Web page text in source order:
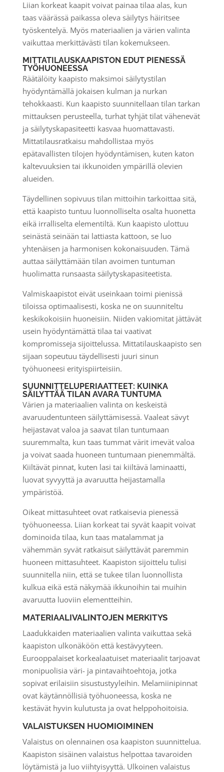
Liian korkeat kaapit voivat painaa tilaa alas, kun
taas väärässä paikassa oleva säilytys häiritsee
työskentelyä. Myös materiaalien ja värien valinta
vaikuttaa merkittävästi tilan kokemukseen.
MITTATILAUSKAAPISTON EDUT PIENESSÄ
TYÖHUONEESSA
Räätälöity kaapisto maksimoi säilytystilan
hyödyntämällä jokaisen kulman ja nurkan
tehokkaasti. Kun kaapisto suunnitellaan tilan tarkan
mittauksen perusteella, turhat tyhjät tilat vähenevät
ja säilytyskapasiteetti kasvaa huomattavasti.
Mittatilausratkaisu mahdollistaa myös
epätavallisten tilojen hyödyntämisen, kuten katon
kaltevuuksien tai ikkunoiden ympärillä olevien
alueiden.
Täydellinen sopivuus tilan mittoihin tarkoittaa sitä,
että kaapisto tuntuu luonnolliselta osalta huonetta
eikä irralliselta elementiltä. Kun kaapisto ulottuu
seinästä seinään tai lattiasta kattoon, se luo
yhtenäisen ja harmonisen kokonaisuuden. Tämä
auttaa säilyttämään tilan avoimen tuntuman
huolimatta runsaasta säilytyskapasiteetista.
Valmiskaapistot eivät useinkaan toimi pienissä
tiloissa optimaalisesti, koska ne on suunniteltu
keskikokoisiin huoneisiin. Niiden vakiomitat jättävät
usein hyödyntämättä tilaa tai vaativat
kompromisseja sijoittelussa. Mittatilauskaapisto sen
sijaan sopeutuu täydellisesti juuri sinun
työhuoneesi erityispiirteisiin.
SUUNNITTELUPERIAATTEET: KUINKA
SÄILYTTÄÄ TILAN AVARA TUNTUMA
Värien ja materiaalien valinta on keskeistä
avaruudentunteen säilyttämisessä. Vaaleat sävyt
heijastavat valoa ja saavat tilan tuntumaan
suuremmalta, kun taas tummat värit imevät valoa
ja voivat saada huoneen tuntumaan pienemmältä.
Kiiltävät pinnat, kuten lasi tai kiiltävä laminaatti,
luovat syvyyttä ja avaruutta heijastamalla
ympäristöä.
Oikeat mittasuhteet ovat ratkaisevia pienessä
työhuoneessa. Liian korkeat tai syvät kaapit voivat
dominoida tilaa, kun taas matalammat ja
vähemmän syvät ratkaisut säilyttävät paremmin
huoneen mittasuhteet. Kaapiston sijoittelu tulisi
suunnitella niin, että se tukee tilan luonnollista
kulkua eikä estä näkymää ikkunoihin tai muihin
avaruutta luoviin elementteihin.
MATERIAALIVALINTOJEN MERKITYS
Laadukkaiden materiaalien valinta vaikuttaa sekä
kaapiston ulkonäköön että kestävyyteen.
Eurooppalaiset korkealaatuiset materiaalit tarjoavat
monipuolisia väri- ja pintavaihtoehtoja, jotka
sopivat erilaisiin sisustustyyleihin. Melamiinipinnat
ovat käytännöllisiä työhuoneessa, koska ne
kestävät hyvin kulutusta ja ovat helppohoitoisia.
VALAISTUKSEN HUOMIOIMINEN
Valaistus on olennainen osa kaapiston suunnittelua.
Kaapiston sisäinen valaistus helpottaa tavaroiden
löytämistä ja luo viihtyisyyttä. Ulkoinen valaistus